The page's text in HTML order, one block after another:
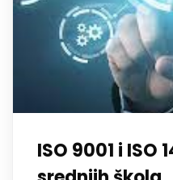
ISO 9001 i ISO